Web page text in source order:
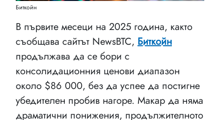
Биткойн
В първите месеци на 2025 година, както
съобщава сайтът NewsBTC, Биткойн
продължава да се бори с
консолидационния ценови диапазон
около $86 000, без да успее да постигне
убедителен пробив нагоре. Макар да няма
драматични понижения, продължителното